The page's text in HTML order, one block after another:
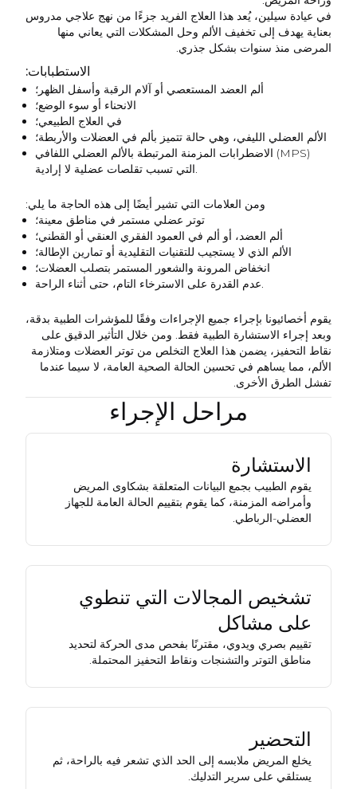
في عيادة سيلين، يُعد هذا العلاج الفريد جزءًا من نهج علاجي مدروس
بعناية يهدف إلى تخفيف الألم وحل المشكلات التي يعاني منها
المرضى منذ سنوات بشكل جذري.
الاستطبابات:
ألم العضد المستعصي أو آلام الرقبة وأسفل الظهر؛
الانحناء أو سوء الوضع؛
في العلاج الطبيعي؛
الألم العضلي الليفي، وهي حالة تتميز بألم في العضلات والأربطة؛
الاضطرابات المزمنة المرتبطة بالألم العضلي اللفافي (MPS)
التي تسبب تقلصات عضلية لا إرادية.
ومن العلامات التي تشير أيضًا إلى هذه الحاجة ما يلي:
توتر عضلي مستمر في مناطق معينة؛
ألم العضد، أو ألم في العمود الفقري العنقي أو القطني؛
الألم الذي لا يستجيب للتقنيات التقليدية أو تمارين الإطالة؛
انخفاض المرونة والشعور المستمر بتصلب العضلات؛
عدم القدرة على الاسترخاء التام، حتى أثناء الراحة.
يقوم أخصائيونا بإجراء جميع الإجراءات وفقًا للمؤشرات الطبية بدقة،
وبعد إجراء الاستشارة الطبية فقط. ومن خلال التأثير الدقيق على
نقاط التحفيز، يضمن هذا العلاج التخلص من توتر العضلات ومتلازمة
الألم، مما يساهم في تحسين الحالة الصحية العامة، لا سيما عندما
تفشل الطرق الأخرى.
مراحل الإجراء
الاستشارة
يقوم الطبيب بجمع البيانات المتعلقة بشكاوى المريض
وأمراضه المزمنة، كما يقوم بتقييم الحالة العامة للجهاز
العضلي-الرباطي.
تشخيص المجالات التي تنطوي
على مشاكل
تقييم بصري ويدوي، مقترنًا بفحص مدى الحركة لتحديد
مناطق التوتر والتشنجات ونقاط التحفيز المحتملة.
التحضير
يخلع المريض ملابسه إلى الحد الذي تشعر فيه بالراحة، ثم
يستلقي على سرير التدليك.